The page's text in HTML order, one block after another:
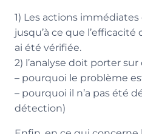
1) Les actions
jusqu’à ce que
ai été vérifiée.
2) l’analyse doit porter sur
– pourquoi le problème
– pourquoi il n’a pas été
détection)